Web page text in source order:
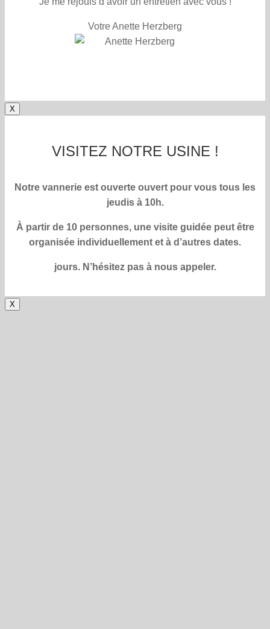
Votre Anette Herzberg
X
VISITEZ NOTRE USINE !
Notre vannerie est ouverte ouvert pour vous tous les
jeudis à 10h.
À partir de 10 personnes, une visite guidée peut être
organisée individuellement et à d’autres dates.
jours. N’hésitez pas à nous appeler.
X